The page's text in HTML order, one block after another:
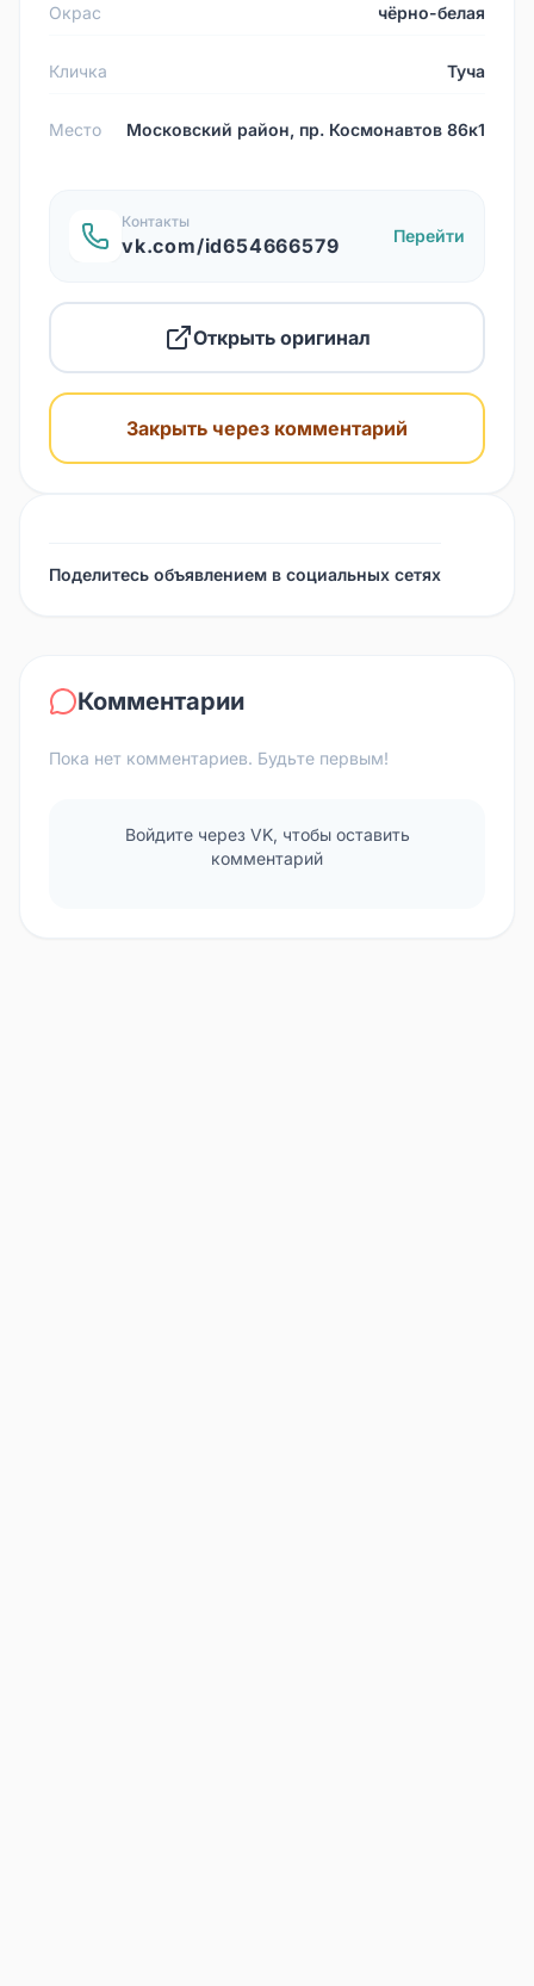
Окрас чёрно-белая
Кличка Туча
Место Московский район, пр. Космонавтов 86к1
Контакты
vk.com/id654666579 Перейти
Открыть оригинал
Закрыть через комментарий
Поделитесь объявлением в социальных сетях
Комментарии
Пока нет комментариев. Будьте первым!
Войдите через VK, чтобы оставить
комментарий